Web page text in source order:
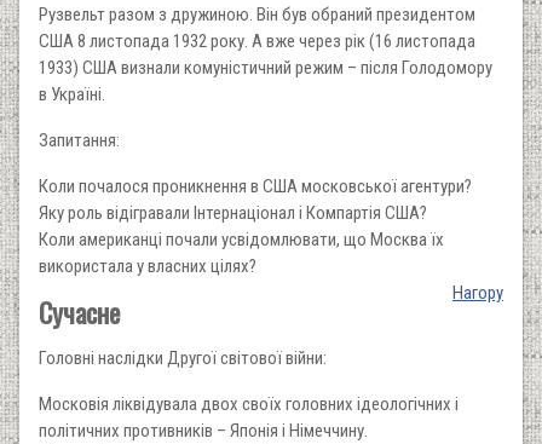
Рузвельт разом з дружиною. Він був обраний президентом
США 8 листопада 1932 року. А вже через рік (16 листопада
1933) США визнали комуністичний режим – після Голодомору
в Україні.
Запитання:
Коли почалося проникнення в США московської агентури?
Яку роль відігравали Інтернаціонал і Компартія США?
Коли американці почали усвідомлювати, що Москва їх
використала у власних цілях?
Нагору
Сучасне
Головні наслідки Другої світової війни:
Московія ліквідувала двох своїх головних ідеологічних і
політичних противників – Японія і Німеччину.